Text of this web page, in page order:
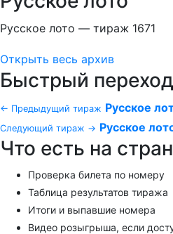
Русское лото — тираж 1671
Открыть весь архив
Быстрый переход
← Предыдущий тираж Русское
Следующий тираж → Русское
Что есть на
Проверка билета по номеру
Таблица результатов тиража
Итоги и выпавшие номера
Видео розыгрыша, если